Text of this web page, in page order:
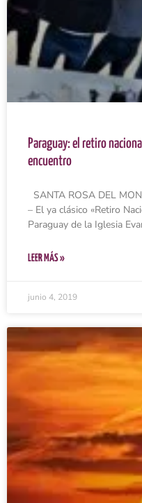
Paraguay: el retiro
encuentro
SANTA ROSA DEL
– El ya clásico «Retiro
Paraguay de la Iglesia
LEER MÁS »
junio 4, 2019